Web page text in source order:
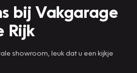
bij Vakgarage
Rijk
showroom, leuk dat u een kijkje